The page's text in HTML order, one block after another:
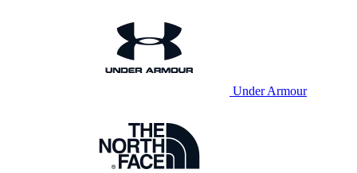
Under Armour